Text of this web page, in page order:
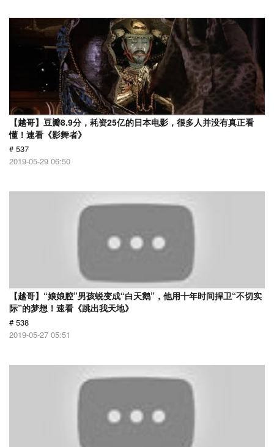
【越哥】豆瓣8.9分，耗资25亿的日本电影，很多人并没有真正看
懂！速看《影舞者》
# 537
2019-05-29 06:50
【越哥】“娘娘腔”男孩蜕变成“白天鹅”，他用十年时间捍卫“不切实
际”的梦想！速看《跳出我天地》
# 538
2019-05-27 05:51